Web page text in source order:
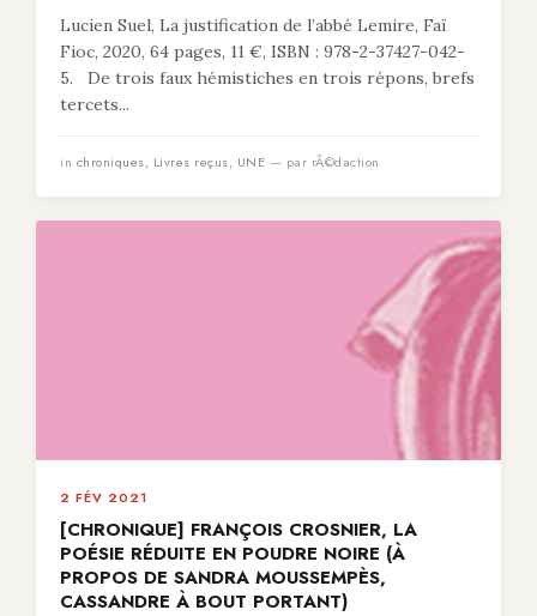
Lucien Suel, La justification de l’abbé Lemire, Faï
Fioc, 2020, 64 pages, 11 €, ISBN : 978-2-37427-042-
5. De trois faux hémistiches en trois répons, brefs
tercets...
in chroniques, Livres reçus, UNE — par rÃ©daction
2 FÉV 2021
[CHRONIQUE] FRANÇOIS CROSNIER, LA
POÉSIE RÉDUITE EN POUDRE NOIRE (À
PROPOS DE SANDRA MOUSSEMPÈS,
CASSANDRE À BOUT PORTANT)